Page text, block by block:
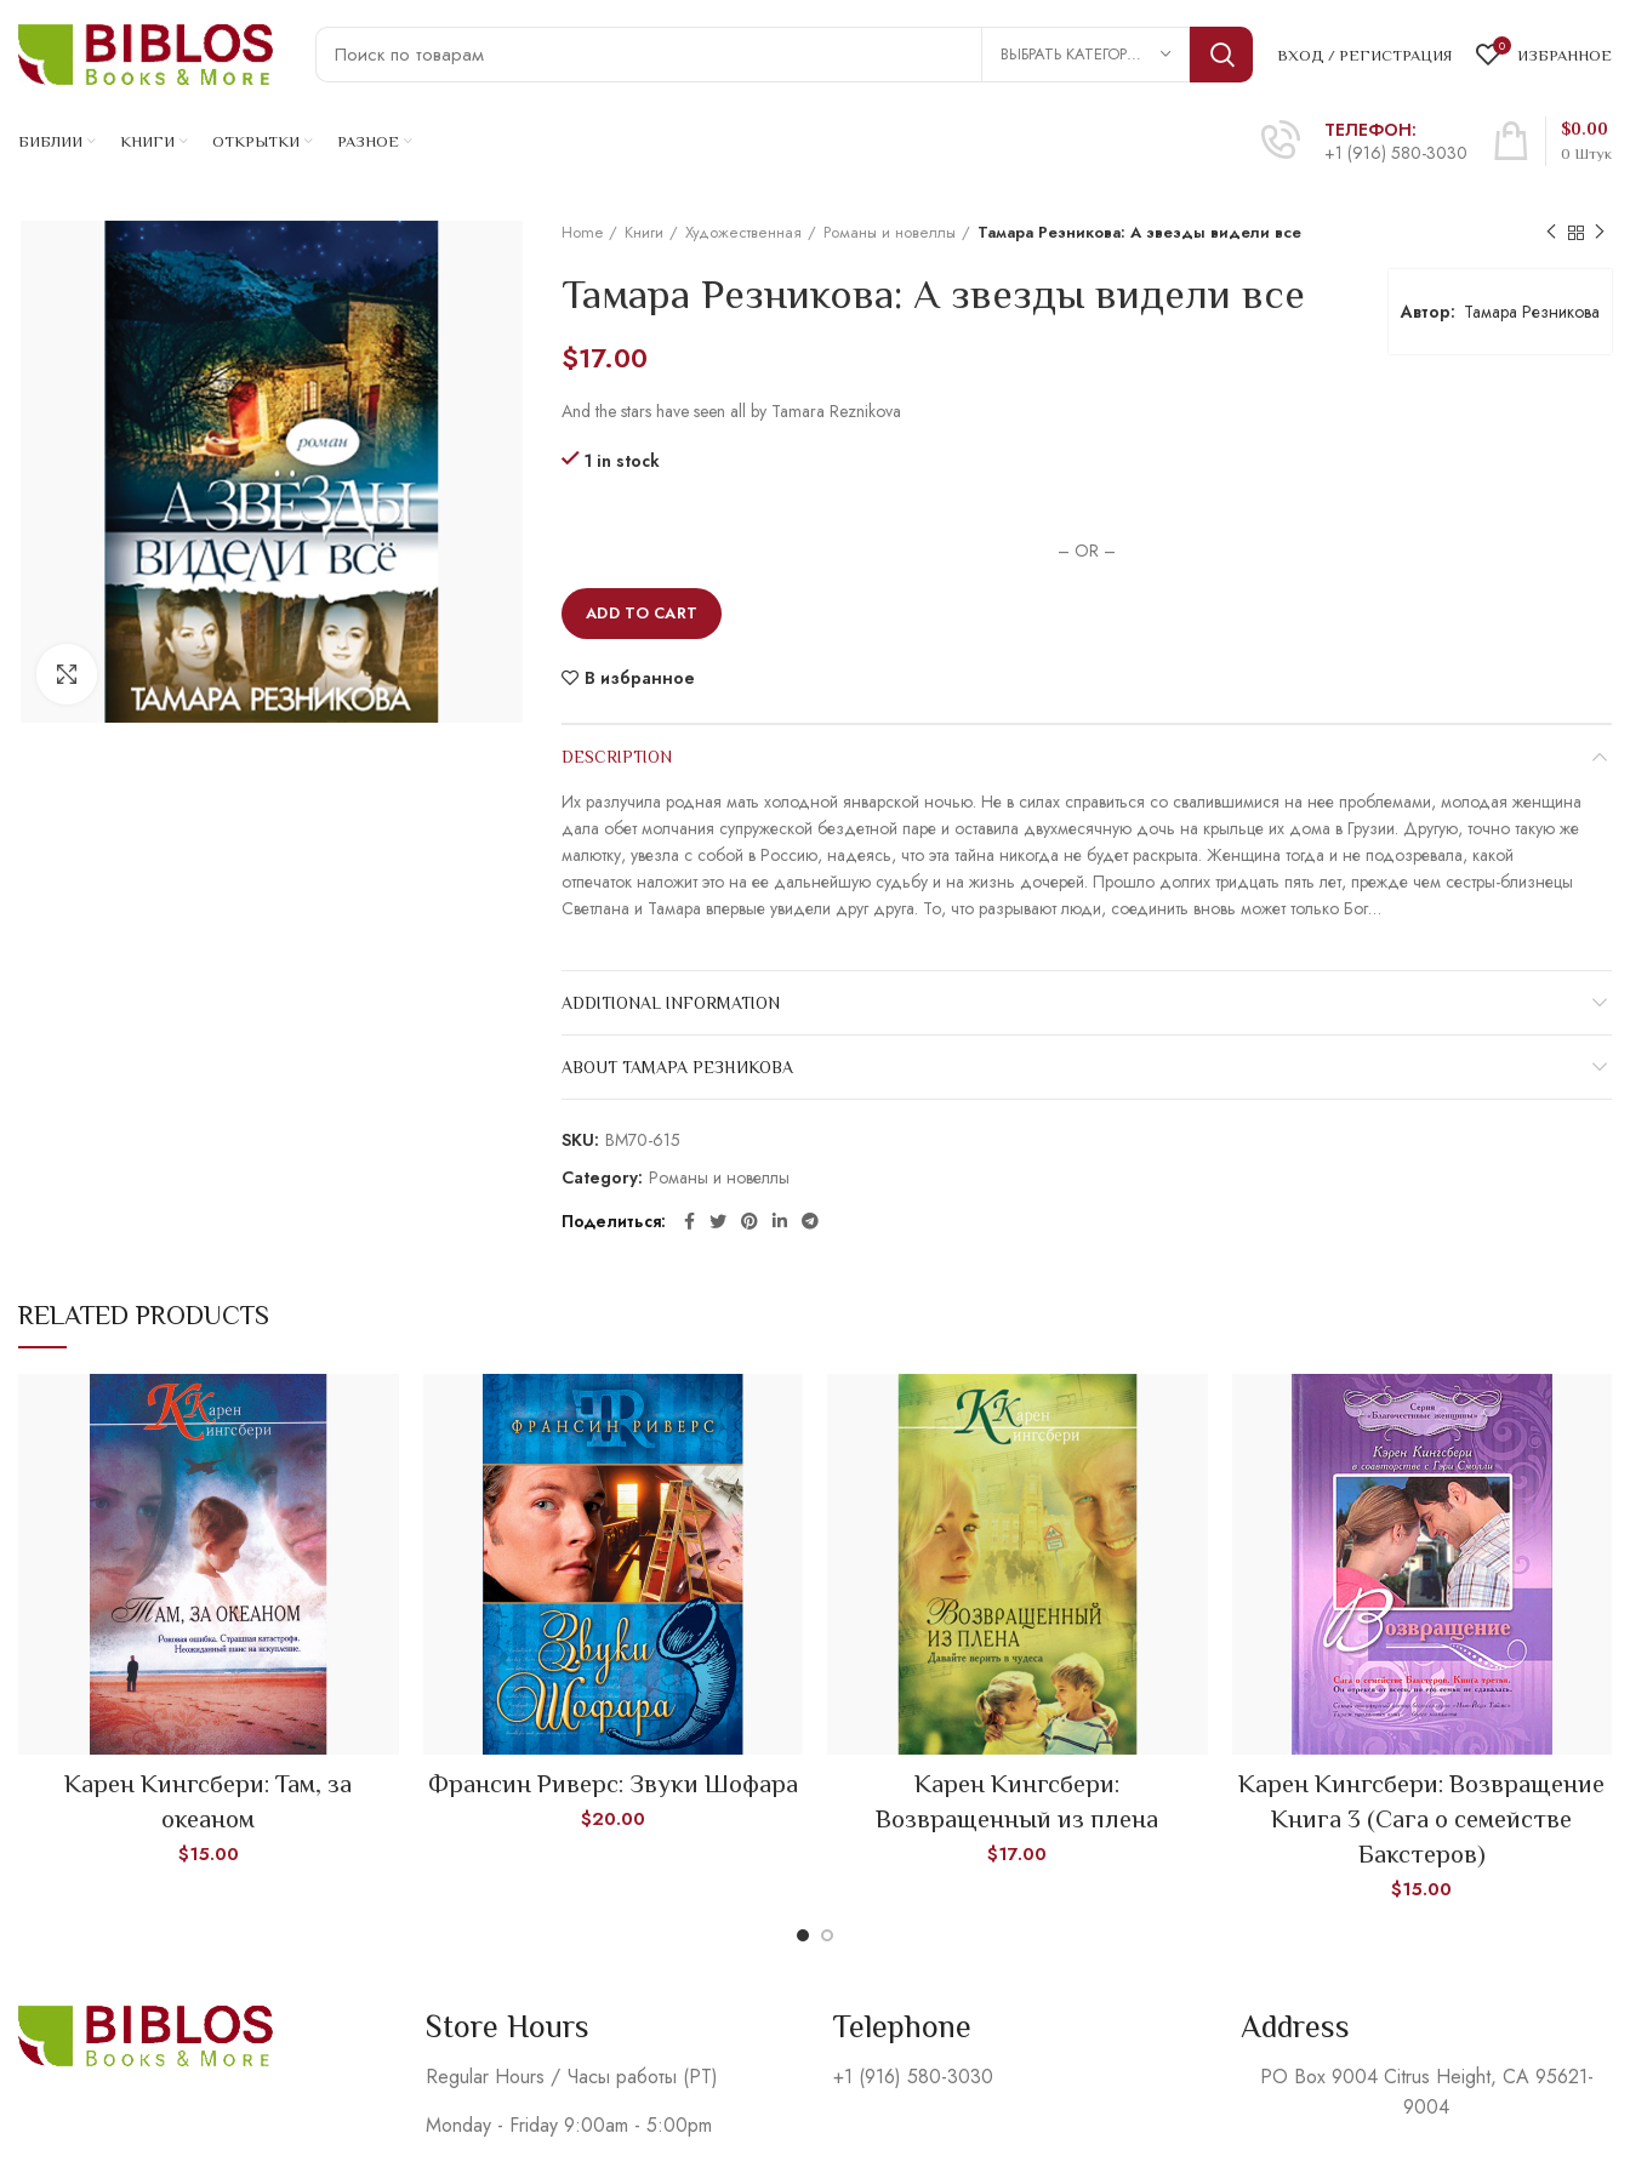
ВЫБРАТЬ КАТЕГОРИЮ ВХОД / РЕГИСТРАЦИЯ 0 ИЗБРАННОЕ
БИБЛИИ КНИГИ ОТКРЫТКИ РАЗНОЕ
ТЕЛЕФОН:
+1 (916) 580-3030
0 Штук
$0.00
Увеличить
Home Книги Художественная Романы и новеллы Тамара Резникова: А звезды видели все
Тамара Резникова
Тамара Резникова: А звезды видели все
$17.00
And the stars have seen all by Tamara Reznikova
1 in stock
– OR –
ADD TO CART
В избранное
DESCRIPTION
Их разлучила родная мать холодной январской ночью. Не в силах справиться со свалившимися на нее проблемами, молодая женщина
дала обет молчания супружеской бездетной паре и оставила двухмесячную дочь на крыльце их дома в Грузии. Другую, точно такую же
малютку, увезла с собой в Россию, надеясь, что эта тайна никогда не будет раскрыта. Женщина тогда и не подозревала, какой
отпечаток наложит это на ее дальнейшую судьбу и на жизнь дочерей. Прошло долгих тридцать пять лет, прежде чем сестры-близнецы
Светлана и Тамара впервые увидели друг друга. То, что разрывают люди, соединить вновь может только Бог…
ADDITIONAL INFORMATION
ABOUT ТАМАРА РЕЗНИКОВА
SKU: BM70-615
Category: Романы и новеллы
Поделиться
RELATED PRODUCTS
ADD TO CART
Карен Кингсбери: Там, за
океаном
$15.00
ADD TO CART
Франсин Риверс: Звуки Шофара
$20.00
ADD TO CART
Карен Кингсбери:
Возвращенный из плена
$17.00
ADD TO CART
Карен Кингсбери: Возвращение
Книга 3 (Сага о семействе
Бакстеров)
$15.00
Store Hours
Regular Hours / Часы работы (PT)
Monday - Friday 9:00am - 5:00pm
Telephone
+1 (916) 580-3030
Address
PO Box 9004 Citrus Height, CA 95621-
9004